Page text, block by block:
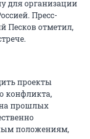
для организации
Пресс-
Песков отметил,
проекты
конфликта,
на прошлых
положениям,